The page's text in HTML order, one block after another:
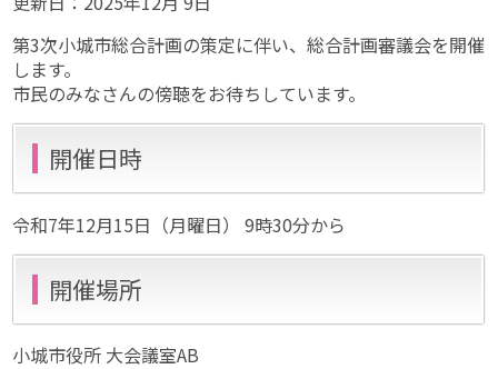
第3次小城市総合計画の策定に伴い、総合計画審議会を開催
します。
市民のみなさんの傍聴をお待ちしています。
開催日時
令和7年12月15日（月曜日） 9時30分から
開催場所
小城市役所 大会議室AB